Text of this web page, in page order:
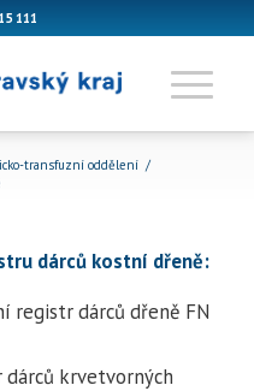
111
transfuzní oddělení /
dárců kostní dřeně:
registr dárců dřeně FN
krvetvorných